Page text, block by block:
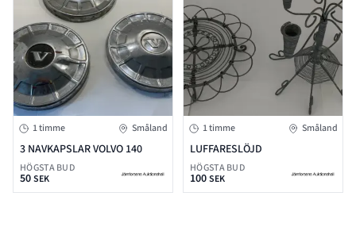
1 timme Småland
3 NAVKAPSLAR VOLVO 140
HÖGSTA BUD
50SEK
1 timme Småland
LUFFARESLÖJD
HÖGSTA BUD
100SEK